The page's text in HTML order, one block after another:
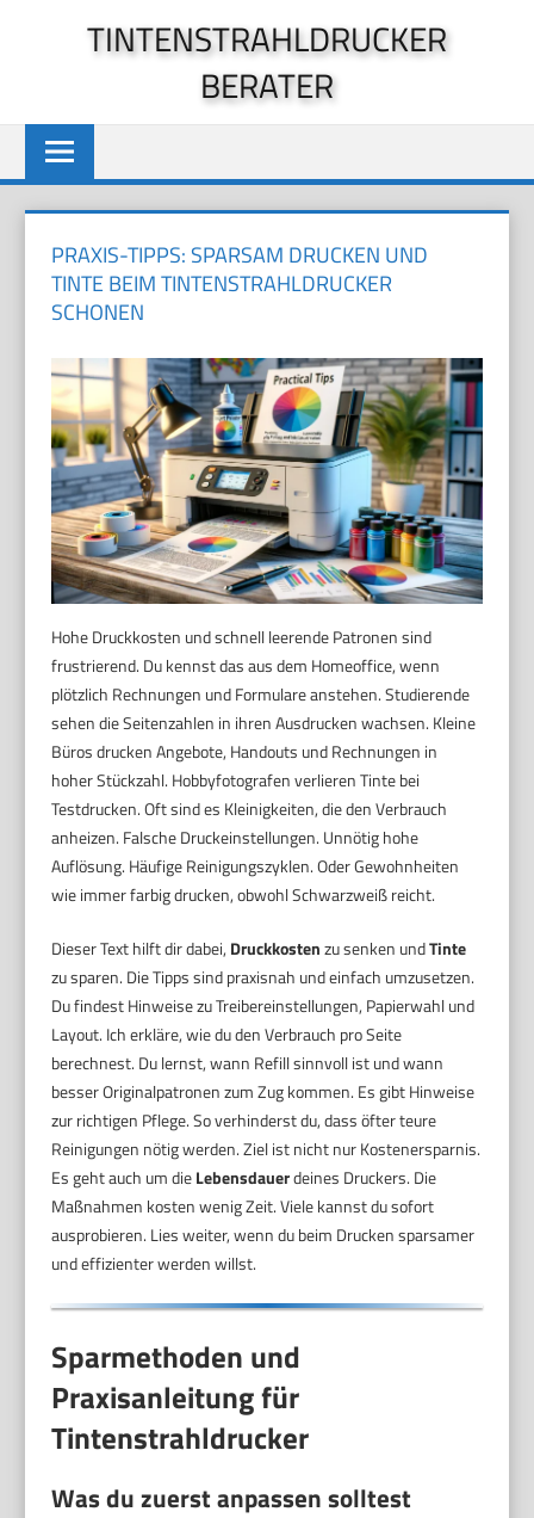
TINTENSTRAHLDRUCKER
BERATER
PRAXIS-TIPPS: SPARSAM DRUCKEN UND
TINTE BEIM TINTENSTRAHLDRUCKER
SCHONEN
Hohe Druckkosten und schnell leerende Patronen sind
frustrierend. Du kennst das aus dem Homeoffice, wenn
plötzlich Rechnungen und Formulare anstehen. Studierende
sehen die Seitenzahlen in ihren Ausdrucken wachsen. Kleine
Büros drucken Angebote, Handouts und Rechnungen in
hoher Stückzahl. Hobbyfotografen verlieren Tinte bei
Testdrucken. Oft sind es Kleinigkeiten, die den Verbrauch
anheizen. Falsche Druckeinstellungen. Unnötig hohe
Auflösung. Häufige Reinigungszyklen. Oder Gewohnheiten
wie immer farbig drucken, obwohl Schwarzweiß reicht.
Dieser Text hilft dir dabei, Druckkostenzu senken undTinte
zu sparen. Die Tipps sind praxisnah und einfach umzusetzen.
Du findest Hinweise zu Treibereinstellungen, Papierwahl und
Layout. Ich erkläre, wie du den Verbrauch pro Seite
berechnest. Du lernst, wann Refill sinnvoll ist und wann
besser Originalpatronen zum Zug kommen. Es gibt Hinweise
zur richtigen Pflege. So verhinderst du, dass öfter teure
Reinigungen nötig werden. Ziel ist nicht nur Kostenersparnis.
Es geht auch um dieLebensdauerdeines Druckers. Die
Maßnahmen kosten wenig Zeit. Viele kannst du sofort
ausprobieren. Lies weiter, wenn du beim Drucken sparsamer
und effizienter werden willst.
Sparmethoden und
Praxisanleitung für
Tintenstrahldrucker
Was du zuerst anpassen solltest